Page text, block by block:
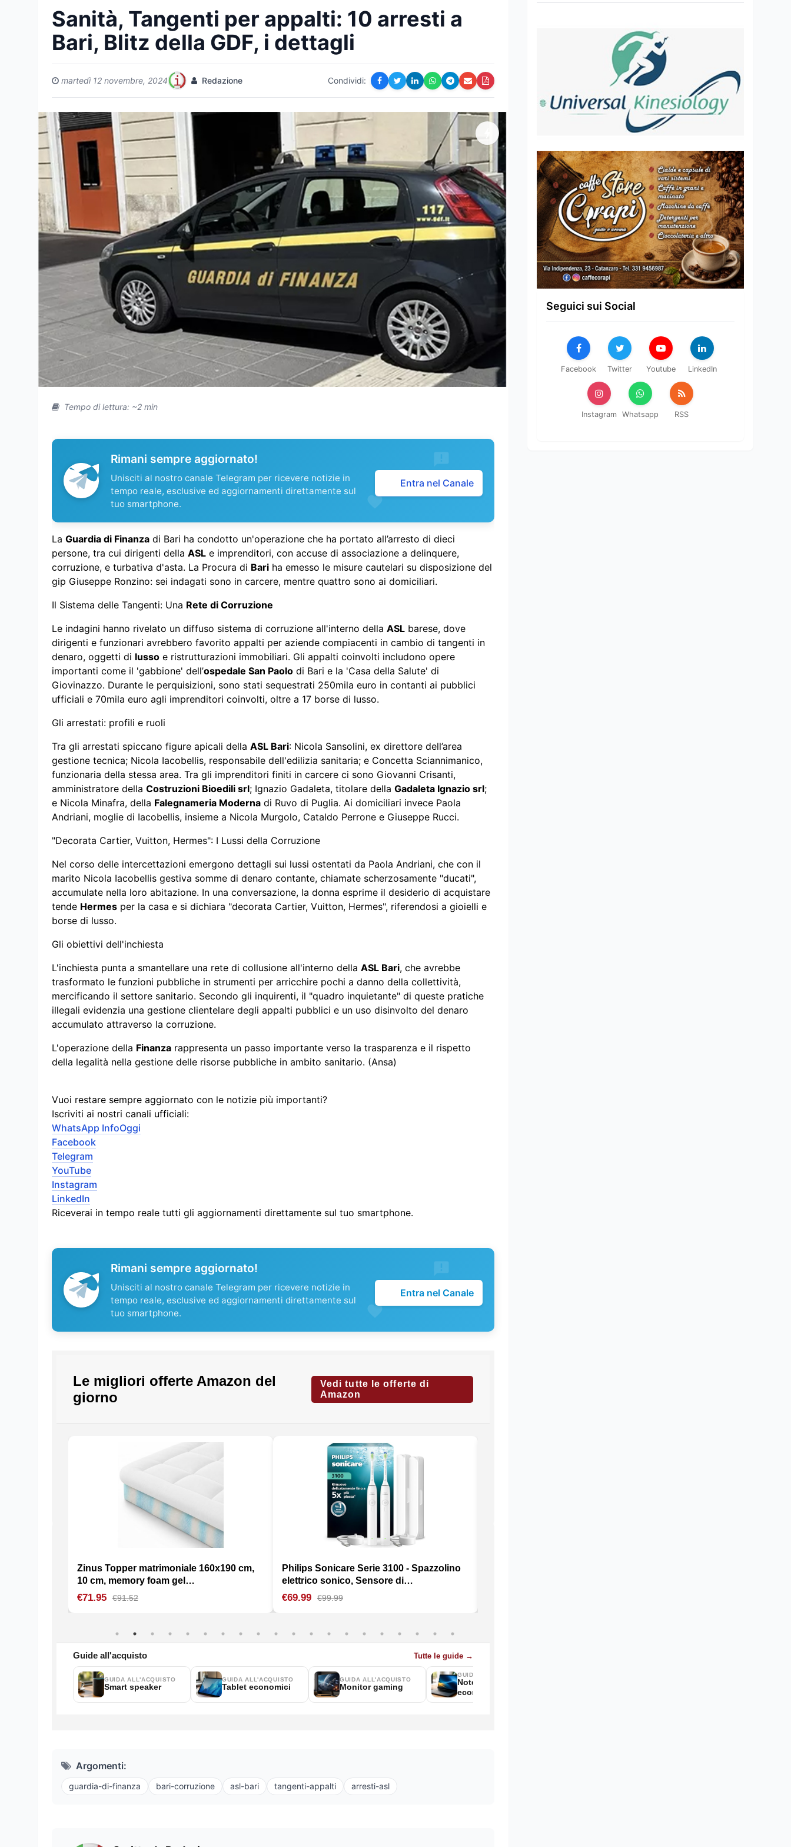
Sanità, Tangenti per appalti: 10 arresti a
Bari, Blitz della GDF, i dettagli
martedì 12 novembre, 2024 Redazione Condividi:
Tempo di lettura: ~2 min
Rimani sempre aggiornato!
Unisciti al nostro canale Telegram per ricevere notizie in
tempo reale, esclusive ed aggiornamenti direttamente sul
tuo smartphone.
Entra nel Canale
La Guardia di Finanza di Bari ha condotto un'operazione che ha portato all’arresto di dieci
persone, tra cui dirigenti della ASL e imprenditori, con accuse di associazione a delinquere,
corruzione, e turbativa d'asta. La Procura di Bari ha emesso le misure cautelari su disposizione del
gip Giuseppe Ronzino: sei indagati sono in carcere, mentre quattro sono ai domiciliari.
Il Sistema delle Tangenti: Una Rete di Corruzione
Le indagini hanno rivelato un diffuso sistema di corruzione all'interno della ASL barese, dove
dirigenti e funzionari avrebbero favorito appalti per aziende compiacenti in cambio di tangenti in
denaro, oggetti di lusso e ristrutturazioni immobiliari. Gli appalti coinvolti includono opere
importanti come il 'gabbione' dell’ospedale San Paolo di Bari e la 'Casa della Salute' di
Giovinazzo. Durante le perquisizioni, sono stati sequestrati 250mila euro in contanti ai pubblici
ufficiali e 70mila euro agli imprenditori coinvolti, oltre a 17 borse di lusso.
Gli arrestati: profili e ruoli
Tra gli arrestati spiccano figure apicali della ASL Bari: Nicola Sansolini, ex direttore dell’area
gestione tecnica; Nicola Iacobellis, responsabile dell'edilizia sanitaria; e Concetta Sciannimanico,
funzionaria della stessa area. Tra gli imprenditori finiti in carcere ci sono Giovanni Crisanti,
amministratore della Costruzioni Bioedili srl; Ignazio Gadaleta, titolare della Gadaleta Ignazio srl;
e Nicola Minafra, della Falegnameria Moderna di Ruvo di Puglia. Ai domiciliari invece Paola
Andriani, moglie di Iacobellis, insieme a Nicola Murgolo, Cataldo Perrone e Giuseppe Rucci.
"Decorata Cartier, Vuitton, Hermes": I Lussi della Corruzione
Nel corso delle intercettazioni emergono dettagli sui lussi ostentati da Paola Andriani, che con il
marito Nicola Iacobellis gestiva somme di denaro contante, chiamate scherzosamente "ducati",
accumulate nella loro abitazione. In una conversazione, la donna esprime il desiderio di acquistare
tende Hermes per la casa e si dichiara "decorata Cartier, Vuitton, Hermes", riferendosi a gioielli e
borse di lusso.
Gli obiettivi dell'inchiesta
L'inchiesta punta a smantellare una rete di collusione all'interno della ASL Bari, che avrebbe
trasformato le funzioni pubbliche in strumenti per arricchire pochi a danno della collettività,
mercificando il settore sanitario. Secondo gli inquirenti, il "quadro inquietante" di queste pratiche
illegali evidenzia una gestione clientelare degli appalti pubblici e un uso disinvolto del denaro
accumulato attraverso la corruzione.
L'operazione della Finanza rappresenta un passo importante verso la trasparenza e il rispetto
della legalità nella gestione delle risorse pubbliche in ambito sanitario. (Ansa)
Vuoi restare sempre aggiornato con le notizie più importanti?
Iscriviti ai nostri canali ufficiali:
WhatsApp InfoOggi
Facebook
Telegram
YouTube
Instagram
LinkedIn
Riceverai in tempo reale tutti gli aggiornamenti direttamente sul tuo smartphone.
Rimani sempre aggiornato!
Unisciti al nostro canale Telegram per ricevere notizie in
tempo reale, esclusive ed aggiornamenti direttamente sul
tuo smartphone.
Entra nel Canale
Argomenti:
guardia-di-finanza bari-corruzione asl-bari tangenti-appalti arresti-asl
Seguici sui Social
Facebook Twitter Youtube LinkedIn
Instagram Whatsapp RSS